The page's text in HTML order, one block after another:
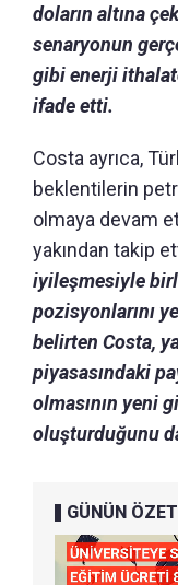
doların altına
senaryonun
gibi enerji
ifade etti.
Costa ayrıca,
beklentilerin
olmaya devam
yakından takip
iyileşmesiyle
pozisyonlarını
belirten Costa,
piyasasındaki
olmasının yeni
oluşturduğunu
GÜNÜN